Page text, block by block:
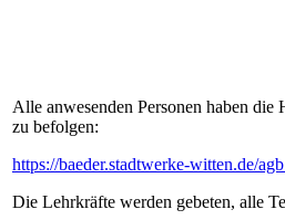
Alle anwesenden Personen haben
zu befolgen:
https://baeder.stadtwerke-witten.de/
Die Lehrkräfte werden gebeten, alle